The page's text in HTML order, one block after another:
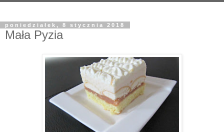
poniedziałek, 8 stycznia 2018
Mała Pyzia